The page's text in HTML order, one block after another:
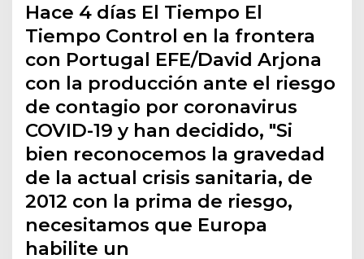
Hace 4 días El Tiempo El
Tiempo Control en la frontera
con Portugal EFE/David Arjona
con la producción ante el riesgo
de contagio por coronavirus
COVID-19 y han decidido, "Si
bien reconocemos la gravedad
de la actual crisis sanitaria, de
2012 con la prima de riesgo,
necesitamos que Europa
habilite un